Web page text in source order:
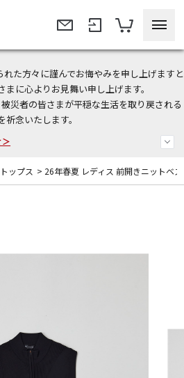
た方々に謹んでお悔やみを申し上げますと
まに心よりお見舞い申し上げます。
災者の皆さまが平穏な生活を取り戻される
祈念いたします。
お問い合わせ＞
OFFクーポンプレゼント！
ップス > 26年春夏 レディス 前開きニットベ